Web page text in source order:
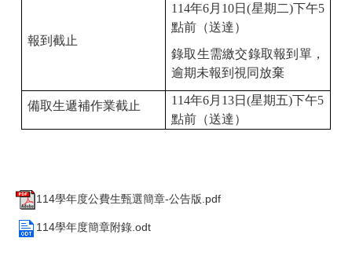
報到截止
114年6月 10日(星期二)下午5
點前（送達）
錄取生需繳交錄取報到單，
逾期未報到視同放棄
備取生遞補作業截止 114年6月 13日 (星期五)下午5
點前（送達）
114學年度公費生甄選簡章-公告版.pdf
114學年度簡章附錄.odt